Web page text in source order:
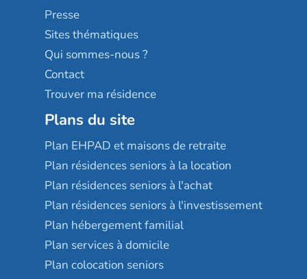
Sérénys
Résidences services Villa Médicis
Presse
Sites thématiques
Qui sommes-nous ?
Contact
Trouver ma résidence
Plans du site
Plan EHPAD et maisons de retraite
Plan résidences seniors à la location
Plan résidences seniors à l'achat
Plan résidences seniors à l'investissement
Plan hébergement familial
Plan services à domicile
Plan colocation seniors